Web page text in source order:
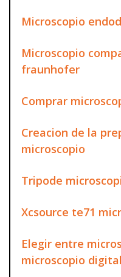
Microscopio
Microscopio
fraunhofer
Comprar
Creacion de la
microscopio
Tripode
Xcsource te71
Elegir entre
microscopio digital